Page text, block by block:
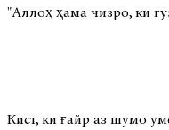
"Аллоҳ ҳама чизро, ки
Кист, ки ғайр аз шумо